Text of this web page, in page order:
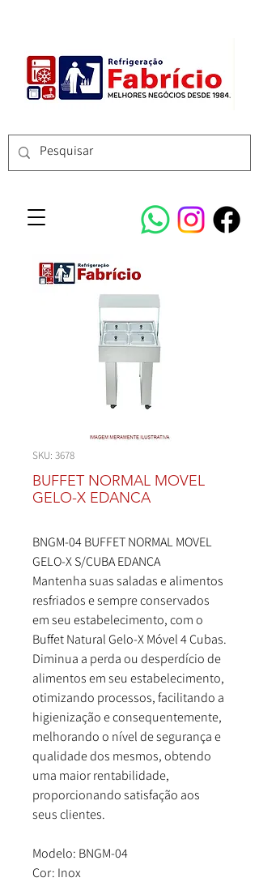
SKU: 3678
BUFFET NORMAL MOVEL
GELO-X EDANCA
BNGM-04 BUFFET NORMAL MOVEL
GELO-X S/CUBA EDANCA
Mantenha suas saladas e alimentos
resfriados e sempre conservados
em seu estabelecimento, com o
Buffet Natural Gelo-X Móvel 4 Cubas.
Diminua a perda ou desperdício de
alimentos em seu estabelecimento,
otimizando processos, facilitando a
higienização e consequentemente,
melhorando o nível de segurança e
qualidade dos mesmos, obtendo
uma maior rentabilidade,
proporcionando satisfação aos
seus clientes.
Modelo: BNGM-04
Cor: Inox